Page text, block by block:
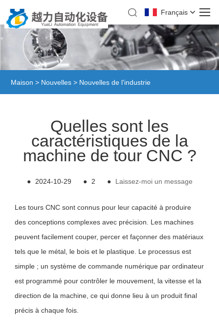
Français
Maison > Nouvelles > Nouvelles de l'industrie
Quelles sont les
caractéristiques de la
machine de tour CNC ?
● 2024-10-29 ● 2 ● Laissez-moi un message
Les tours CNC sont connus pour leur capacité à produire
des conceptions complexes avec précision. Les machines
peuvent facilement couper, percer et façonner des matériaux
tels que le métal, le bois et le plastique. Le processus est
simple ; un système de commande numérique par ordinateur
est programmé pour contrôler le mouvement, la vitesse et la
direction de la machine, ce qui donne lieu à un produit final
précis à chaque fois.